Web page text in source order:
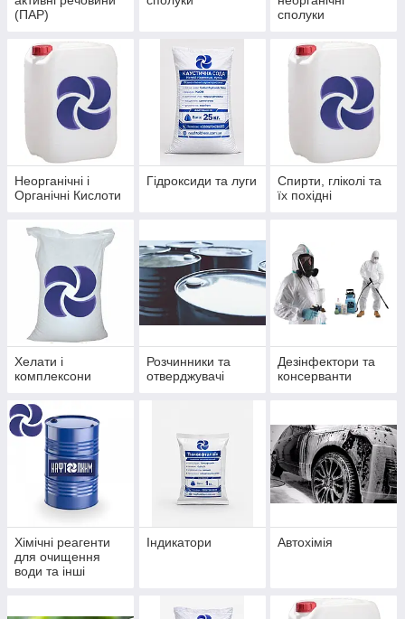
(ПАР)
сполуки
Неорганічні і
Органічні Кислоти
Гідроксиди та луги
Спирти, гліколі та
їх похідні
Хелати і
комплексони
Розчинники та
отверджувачі
Дезінфектори та
консерванти
Хімічні реагенти
для очищення
води та інші
Індикатори Автохімія